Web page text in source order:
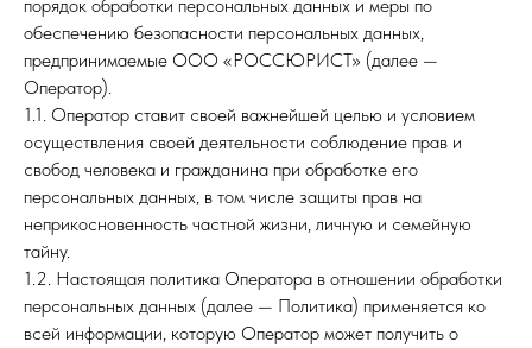
порядок обработки персональных данных и меры по
обеспечению безопасности персональных данных,
предпринимаемые ООО «РОССЮРИСТ» (далее —
Оператор).
1.1. Оператор ставит своей важнейшей целью и условием
осуществления своей деятельности соблюдение прав и
свобод человека и гражданина при обработке его
персональных данных, в том числе защиты прав на
неприкосновенность частной жизни, личную и семейную
тайну.
1.2. Настоящая политика Оператора в отношении обработки
персональных данных (далее — Политика) применяется ко
всей информации, которую Оператор может получить о